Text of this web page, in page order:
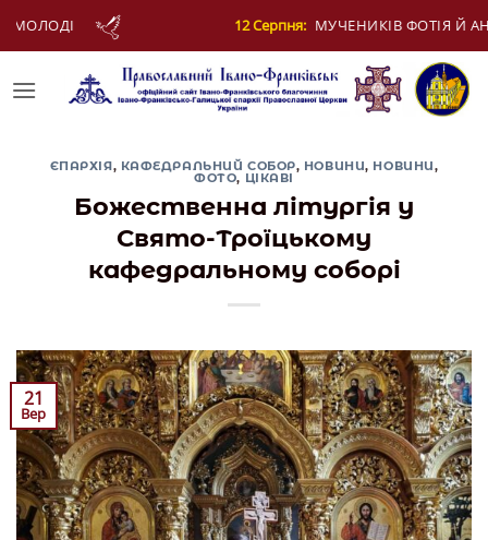
МУЧЕНИКІВ ФОТІЯ Й АНКИТИ ТА БАГАТЬОХ ІЗ НИМИ
ЄПАРХІЯ, КАФЕДРАЛЬНИЙ СОБОР, НОВИНИ, НОВИНИ,
ФОТО, ЦІКАВІ
Божественна літургія у
Свято-Троїцькому
кафедральному соборі
21
Вер